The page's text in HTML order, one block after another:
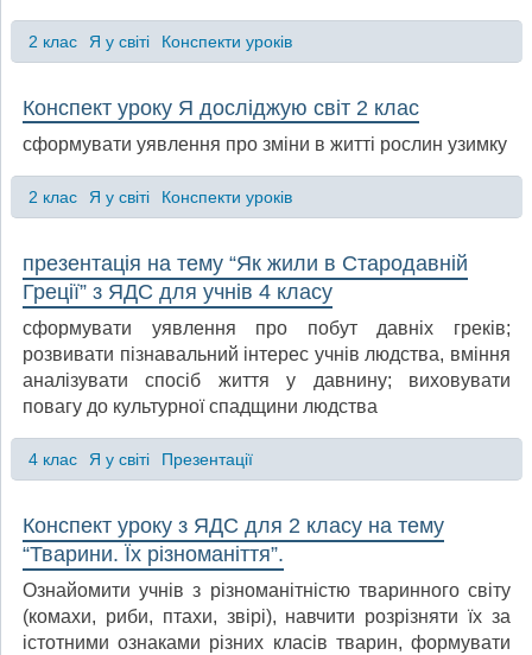
2 клас Я у світі Конспекти уроків
Конспект уроку Я досліджую світ 2 клас
сформувати уявлення про зміни в житті рослин узимку
2 клас Я у світі Конспекти уроків
презентація на тему “Як жили в Стародавній
Греції” з ЯДС для учнів 4 класу
сформувати уявлення про побут давніх греків;
розвивати пізнавальний інтерес учнів людства, вміння
аналізувати спосіб життя у давнину; виховувати
повагу до культурної спадщини людства
4 клас Я у світі Презентації
Конспект уроку з ЯДС для 2 класу на тему
“Тварини. Їх різноманіття”.
Ознайомити учнів з різноманітністю тваринного світу
(комахи, риби, птахи, звірі), навчити розрізняти їх за
істотними ознаками різних класів тварин, формувати